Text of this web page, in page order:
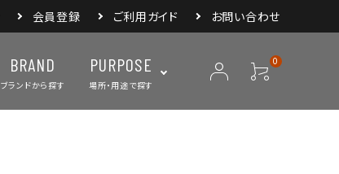
会員登録 ご利用ガイド お問い合わせ
BRAND
ブランドから探す
PURPOSE
場所・用途で探す
0